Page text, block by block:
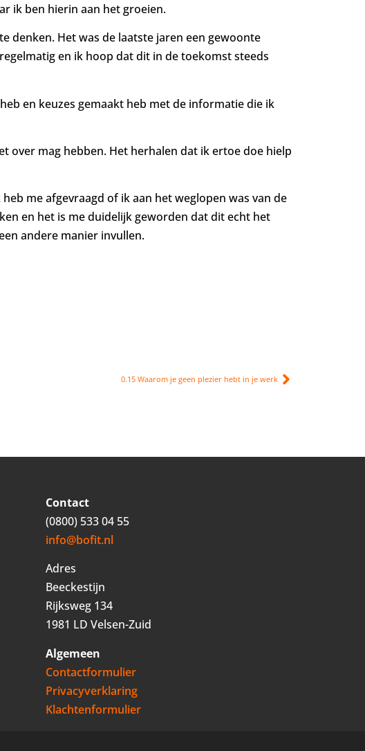
ik ben hierin aan het groeien.
denken. Het was de laatste jaren een gewoonte
en ik hoop dat dit in de toekomst steeds
en keuzes gemaakt heb met de informatie die ik
over mag hebben. Het herhalen dat ik ertoe doe hielp
me afgevraagd of ik aan het weglopen was van de
en het is me duidelijk geworden dat dit echt het
andere manier invullen.
0.15 Waarom je geen plezier hebt in je werk
Contact
(0800) 533 04 55
info@bofit.nl
Adres
Beeckestijn
Rijksweg 134
1981 LD Velsen-Zuid
Algemeen
Contactformulier
Privacyverklaring
Klachtenformulier